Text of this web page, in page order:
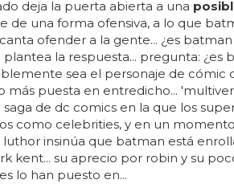
que la homosexualidadya no es
deja la puerta abierta a una
de una forma ofensiva, a lo que
ofender a la gente... ¿es batman
la respuesta... pregunta: ¿es
sea el personaje de cómic
más puesta en entredicho...
saga de dc comics en la que los
como celebrities, y en un momento
luthor insinúa que batman está
kent... su aprecio por robin y su